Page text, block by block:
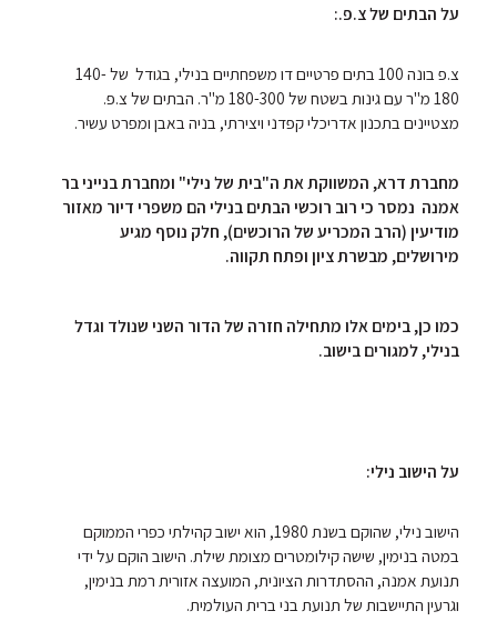
על הבתים של צ.פ.:
צ.פ בונה 100 בתים פרטיים דו משפחתיים בנילי, בגודל של 140-
180 מ"ר עם גינות בשטח של 180-300 מ"ר. הבתים של צ.פ.
מצטיינים בתכנון אדריכלי קפדני ויצירתי, בניה באבן ומפרט עשיר.
מחברת דרא, המשווקת את ה"בית של נילי" ומחברת בנייני בר
אמנה נמסר כי רוב רוכשי הבתים בנילי הם משפרי דיור מאזור
מודיעין (הרב המכריע של הרוכשים), חלק נוסף מגיע
מירושלים, מבשרת ציון ופתח תקווה.
כמו כן, בימים אלו מתחילה חזרה של הדור השני שנולד וגדל
בנילי, למגורים בישוב.
על הישוב נילי:
הישוב נילי, שהוקם בשנת 1980, הוא ישוב קהילתי כפרי הממוקם
במטה בנימין, שישה קילומטרים מצומת שילת. הישוב הוקם על ידי
תנועת אמנה, ההסתדרות הציונית, המועצה אזורית רמת בנימין,
וגרעין התיישבות של תנועת בני ברית העולמית.